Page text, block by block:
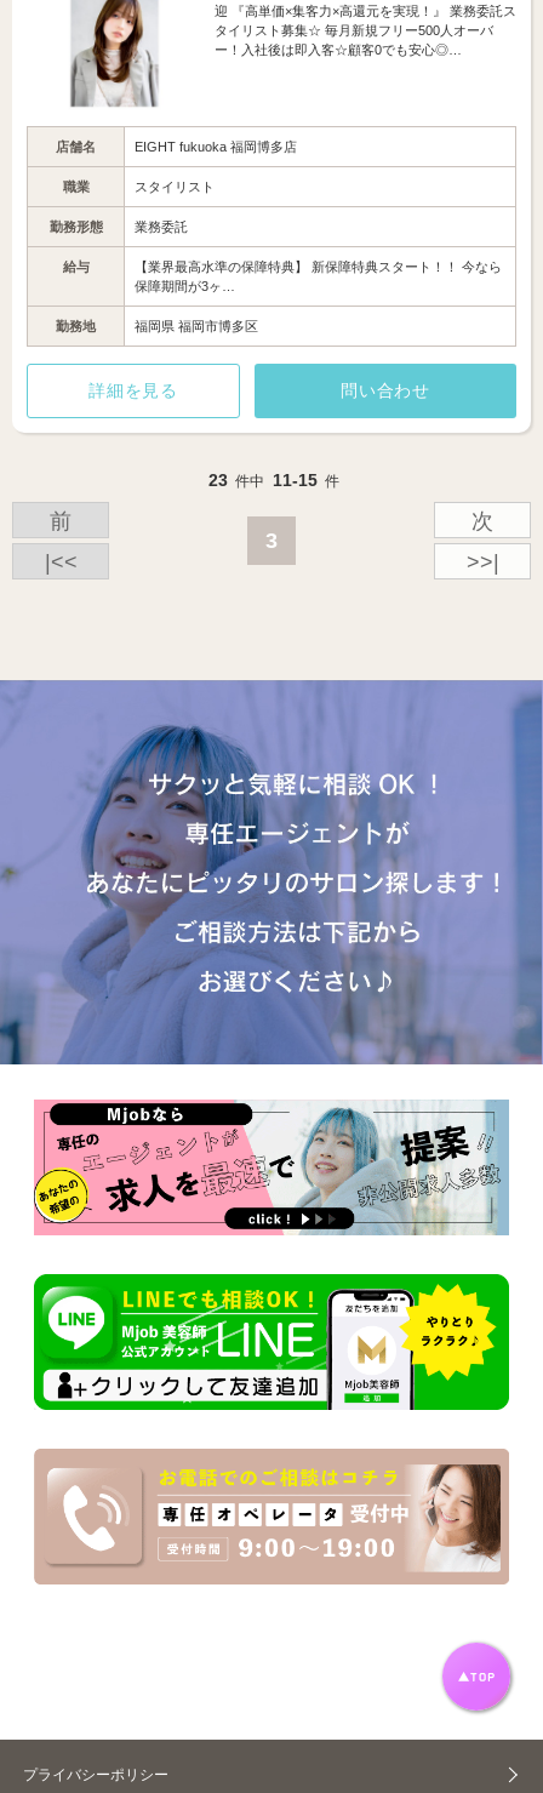
迎 『高単価×集客力×高還元を実現！』 業務委託ス
タイリスト募集☆ 毎月新規フリー500人オーバ
ー！入社後は即入客☆顧客0でも安心◎…
店舗名 EIGHT fukuoka 福岡博多店
職業 スタイリスト
勤務形態 業務委託
給与
【業界最高水準の保障特典】 新保障特典スタート！！ 今なら
保障期間が3ヶ…
勤務地 福岡県 福岡市博多区
詳細を見る 問い合わせ
23 件中 11-15 件
|<<
前
3
次
>>|
プライバシーポリシー